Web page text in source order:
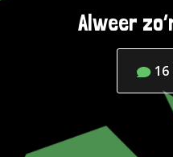
Alweer
16